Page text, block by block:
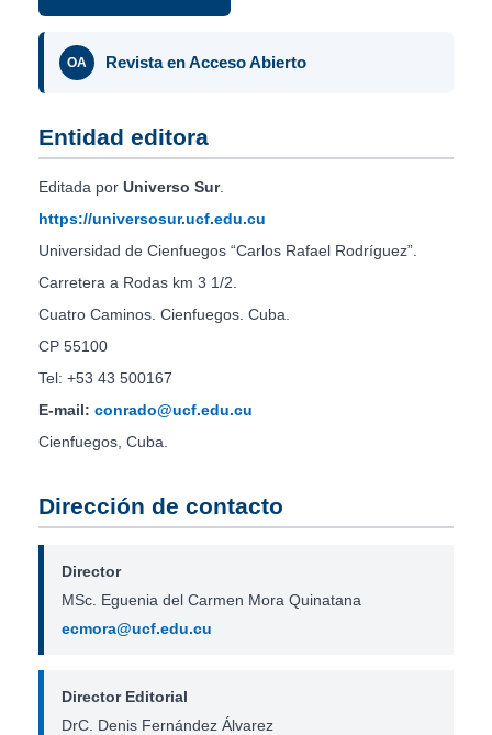
OA Revista en Acceso Abierto
Entidad editora
Editada por Universo Sur.
https://universosur.ucf.edu.cu
Universidad de Cienfuegos “Carlos Rafael Rodríguez”.
Carretera a Rodas km 3 1/2.
Cuatro Caminos. Cienfuegos. Cuba.
CP 55100
Tel: +53 43 500167
E-mail: conrado@ucf.edu.cu
Cienfuegos, Cuba.
Dirección de contacto
Director
MSc. Eguenia del Carmen Mora Quinatana
ecmora@ucf.edu.cu
Director Editorial
DrC. Denis Fernández Álvarez